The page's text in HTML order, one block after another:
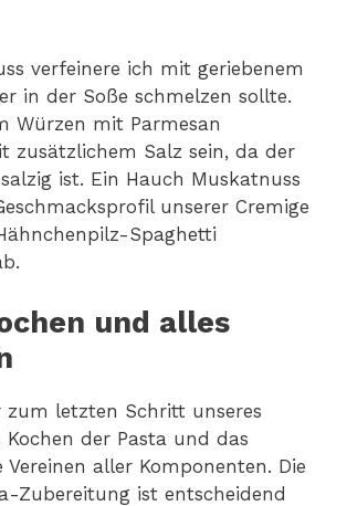
verfeinere ich mit geriebenem
in der Soße schmelzen sollte.
Würzen mit Parmesan
zusätzlichem Salz sein, da der
ist. Ein Hauch Muskatnuss
unserer Cremige
Spaghetti
und alles
zum letzten Schritt unseres
Kochen der Pasta und das
Vereinen aller Komponenten. Die
Zubereitung ist entscheidend